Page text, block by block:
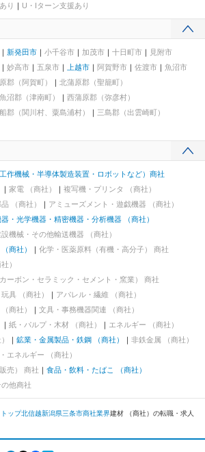
り U・Iターン支援あり
新発田市 小千谷市 加茂市 十日町市
見附市
妙高市 五泉市 上越市 阿賀野市 佐渡市
魚沼市
郡（阿賀町）
北蒲原郡（聖籠町）
沼郡（津南町）
西蒲原郡（弥彦村）
郡（関川村、粟島浦村）
三島郡（出雲崎町）
作機械・半導体製造装置・ロボットなど）商社
家電 （商社）
複写機・プリンタ （商社）
（商社）
アミューズメント・遊戯機器 （商社）
・光学機器・精密機器・分析機器 （商社）
機械・その他輸送機器 （商社）
商社）
化学・医薬原料（有機・高分子） 商社
）
ーボン・セラミック・セメント・窯業） 商社
玩具 （商社）
アパレル・繊維 （商社）
商社）
文具・事務機器関連 （商社）
紙・パルプ・木材 （商社）
エネルギー （商社）
鉱業・金属製品・鉄鋼 （商社）
非鉄金属 （商社）
エネルギー （商社）
売） 商社
食品・飲料・たばこ （商社）
の他商社
ップ北信越新潟県三条市商社業界建材 （商社）の転職・求人